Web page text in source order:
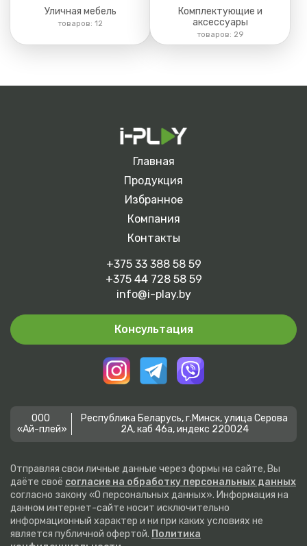
Уличная мебель
товаров: 12
Комплектующие и
аксессуары
товаров: 29
Главная
Продукция
Избранное
Компания
Контакты
+375 33 388 58 59
+375 44 728 58 59
info@i-play.by
Консультация
ООО
«Ай-плей»
Республика Беларусь, г.Минск, улица Серова
2А, каб 46а, индекс 220024
Отправляя свои личные данные через формы на сайте, Вы
даёте своё согласие на обработку персональных данных
согласно закону «О персональных данных». Информация на
данном интернет-сайте носит исключительно
информационный характер и ни при каких условиях не
является публичной офертой. Политика